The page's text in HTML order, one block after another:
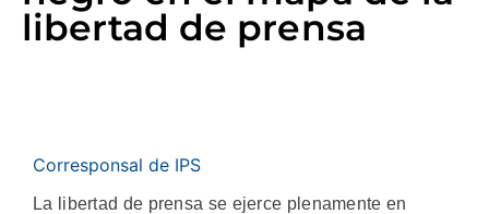
libertad de prensa
Corresponsal de IPS
La libertad de prensa se ejerce plenamente en